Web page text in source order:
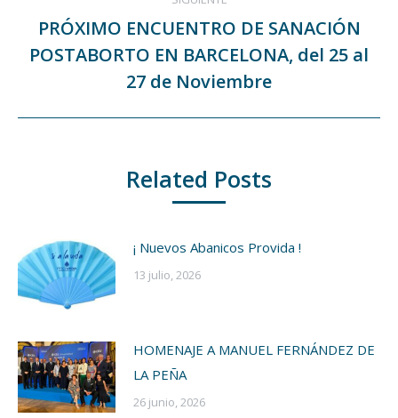
Publicación
siguiente:
PRÓXIMO ENCUENTRO DE SANACIÓN
POSTABORTO EN BARCELONA, del 25 al
27 de Noviembre
Related Posts
¡ Nuevos Abanicos Provida !
13 julio, 2026
HOMENAJE A MANUEL FERNÁNDEZ DE
LA PEÑA
26 junio, 2026